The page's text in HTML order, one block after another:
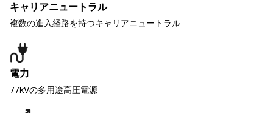
キャリアニュートラル
複数の進入経路を持つキャリアニュートラル
電力
77kVの多用途高圧電源